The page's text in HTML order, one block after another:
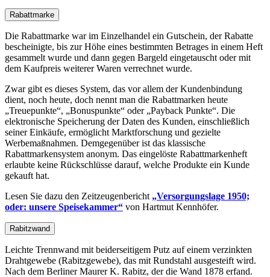
Rabattmarke
Die Rabattmarke war im Einzelhandel ein Gutschein, der Rabatte
bescheinigte, bis zur Höhe eines bestimmten Betrages in einem Heft
gesammelt wurde und dann gegen Bargeld eingetauscht oder mit
dem Kaufpreis weiterer Waren verrechnet wurde.
Zwar gibt es dieses System, das vor allem der Kundenbindung
dient, noch heute, doch nennt man die Rabattmarken heute
Treuepunkte , Bonuspunkte oder Payback Punkte . Die
elektronische Speicherung der Daten des Kunden, einschließlich
seiner Einkäufe, ermöglicht Marktforschung und gezielte
Werbemaßnahmen. Demgegenüber ist das klassische
Rabattmarkensystem anonym. Das eingelöste Rabattmarkenheft
erlaubte keine Rückschlüsse darauf, welche Produkte ein Kunde
gekauft hat.
Lesen Sie dazu den Zeitzeugenbericht
Versorgungslage 1950;
oder: unsere Speisekammer
von Hartmut Kennhöfer.
Rabitzwand
Leichte Trennwand mit beiderseitigem Putz auf einem verzinkten
Drahtgewebe (Rabitzgewebe), das mit Rundstahl ausgesteift wird.
Nach dem Berliner Maurer K. Rabitz, der die Wand 1878 erfand.